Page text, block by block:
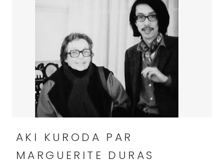
AKI KURODA PAR
MARGUERITE DURAS